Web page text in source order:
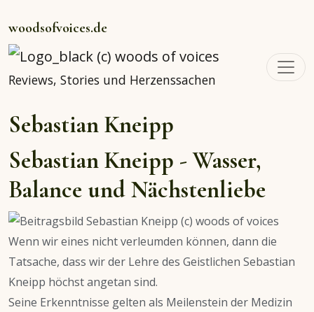
woodsofvoices.de
Reviews, Stories und Herzenssachen
Sebastian Kneipp
Sebastian Kneipp - Wasser,
Balance und Nächstenliebe
Wenn wir eines nicht verleumden können, dann die
Tatsache, dass wir der Lehre des Geistlichen Sebastian
Kneipp höchst angetan sind.
Seine Erkenntnisse gelten als Meilenstein der Medizin